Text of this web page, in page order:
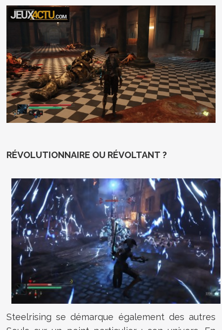
RÉVOLUTIONNAIRE OU RÉVOLTANT ?
Steelrising se démarque également des autres